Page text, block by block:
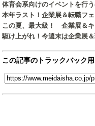
体育会系向けのイベントを行う
本年ラスト！企業展＆転職フ
この夏、最大級！ 企業展＆
駆け上がれ！今週末は企業展
この記事のトラックバック